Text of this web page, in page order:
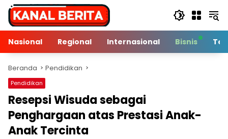
Langsung
konten
Nasional
Regional Internasional Bisnis
Beranda Pendidikan
Pendidikan
Resepsi Wisuda sebagai
Penghargaan atas Prestasi Anak-
Anak Tercinta